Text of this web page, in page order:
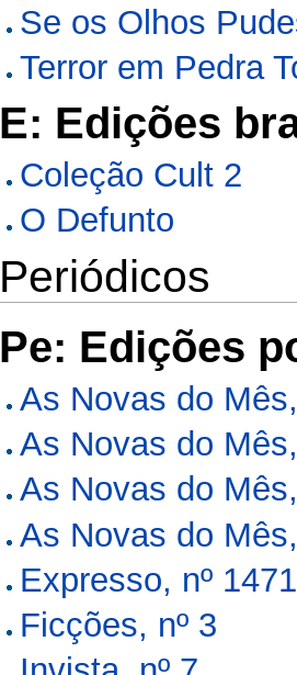
Se os Olhos
Terror em Pedra
E: Edições
Coleção Cult 2
O Defunto
Periódicos
Pe: Edições
As Novas do
As Novas do
As Novas do
As Novas do
Expresso, nº 1471
Ficções, nº 3